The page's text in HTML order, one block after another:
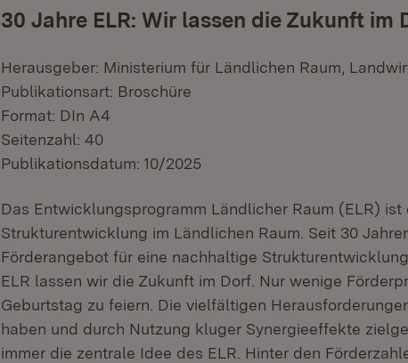
30 Jahre ELR: Wir lassen die Zukunft im
Herausgeber: Ministerium für Ländlichen Raum,
Publikationsart: Broschüre
Format: DIn A4
Seitenzahl: 40
Publikationsdatum: 10/2025
Das Entwicklungsprogramm Ländlicher Raum (ELR)
Strukturentwicklung im Ländlichen Raum. Seit 30
Förderangebot für eine nachhaltige
ELR lassen wir die Zukunft im Dorf. Nur wenige
Geburtstag zu feiern. Die vielfältigen
haben und durch Nutzung kluger Synergieeffekte
immer die zentrale Idee des ELR. Hinter den